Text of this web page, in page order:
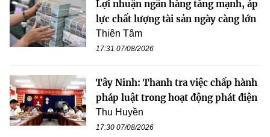
Lợi nhuận ngân hàng tăng mạnh, áp
lực chất lượng tài sản ngày càng lớn
Thiên Tâm
17:31 07/08/2026
Tây Ninh: Thanh tra việc chấp hành
pháp luật trong hoạt động phát điện
Thu Huyền
17:30 07/08/2026